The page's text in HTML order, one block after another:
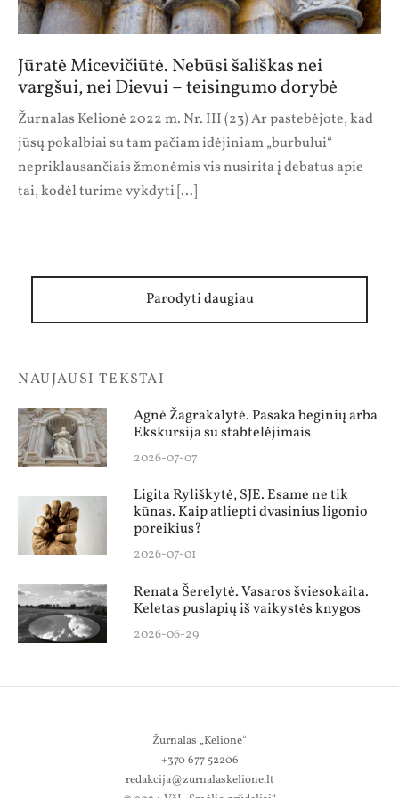
Jūratė Micevičiūtė. Nebūsi šališkas nei
vargšui, nei Dievui – teisingumo dorybė
Žurnalas Kelionė 2022 m. Nr. III (23) Ar pastebėjote, kad
jūsų pokalbiai su tam pačiam idėjiniam „burbului“
nepriklausančiais žmonėmis vis nusirita į debatus apie
tai, kodėl turime vykdyti […]
Parodyti daugiau
NAUJAUSI TEKSTAI
Agnė Žagrakalytė. Pasaka beginių arba
Ekskursija su stabtelėjimais
2026-07-07
Ligita Ryliškytė, SJE. Esame ne tik
kūnas. Kaip atliepti dvasinius ligonio
poreikius?
2026-07-01
Renata Šerelytė. Vasaros šviesokaita.
Keletas puslapių iš vaikystės knygos
2026-06-29
Žurnalas „Kelionė“
+370 677 52206
redakcija@zurnalaskelione.lt